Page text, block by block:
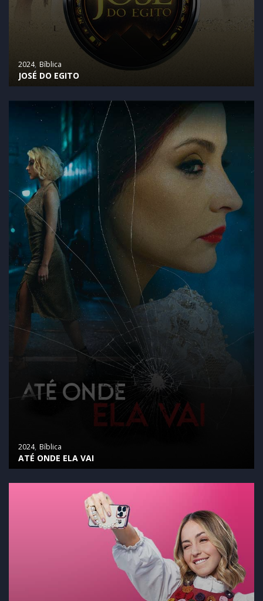
2024 Bíblica
JOSÉ DO EGITO
2024 Bíblica
ATÉ ONDE ELA VAI